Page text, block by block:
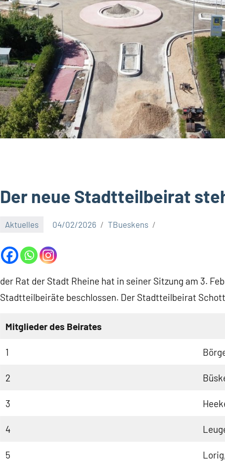
Der neue Stadtteilbeirat
Aktuelles 04/02/2026 TBueskens
der Rat der Stadt Rheine hat in seiner Sitzung am 3.
Stadtteilbeiräte beschlossen. Der Stadtteilbeirat
Mitglieder des Beirates
1
2
3
4
5